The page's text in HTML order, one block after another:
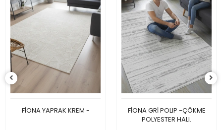
FİONA YAPRAK KREM -
FİONA GRİ POLIP -ÇÖKME
POLYESTER HALI.